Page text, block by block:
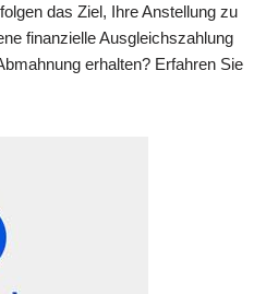
das Ziel, Ihre Anstellung zu
finanzielle Ausgleichszahlung
erhalten? Erfahren Sie